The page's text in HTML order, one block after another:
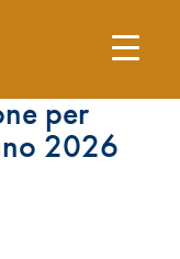
per
2026